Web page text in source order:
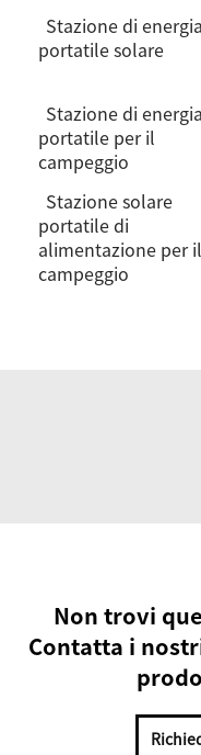
Stazione di energia
portatile solare
Stazione di energia
portatile per il
campeggio
Stazione solare
portatile di
alimentazione per il
campeggio
Non trovi
Contatta i